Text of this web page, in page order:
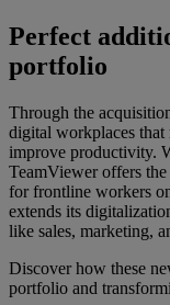
Perfect
portfolio
Through the
digital workplaces
improve productivity.
TeamViewer offers
for frontline workers
extends its
like sales, marketing,
Discover how these
portfolio and